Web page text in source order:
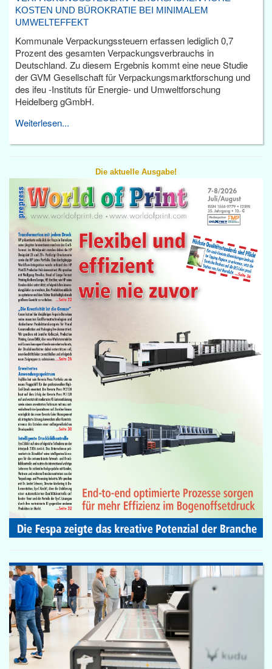
KOSTEN UND BÜROKRATIE BEI MINIMALEM
UMWELTEFFEKT
Kommunale Verpackungssteuern erfassen lediglich 0,7
Prozent des gesamten Verpackungsverbrauchs in
Deutschland. Zu diesem Ergebnis kommt eine neue Studie
der GVM Gesellschaft für Verpackungsmarktforschung und
des ifeu -Instituts für Energie- und Umweltforschung
Heidelberg gGmbH.
Weiterlesen...
Die aktuelle Ausgabe!